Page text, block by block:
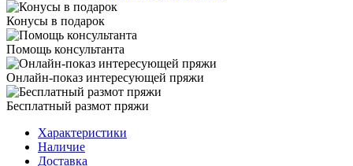
Конусы в подарок
Помощь консультанта
Онлайн-показ интересующей пряжи
Бесплатный размот пряжи
Характеристики
Наличие
Доставка